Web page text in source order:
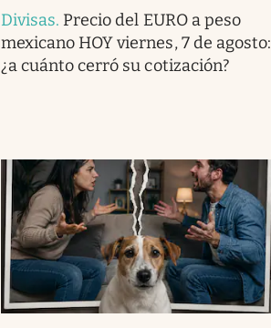
Divisas. Precio del EURO a peso
mexicano HOY viernes, 7 de agosto:
¿a cuánto cerró su cotización?